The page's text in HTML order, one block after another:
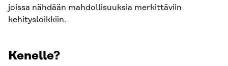
joissa nähdään mahdollisuuksia merkittäviin
kehitysloikkiin.
Kenelle?